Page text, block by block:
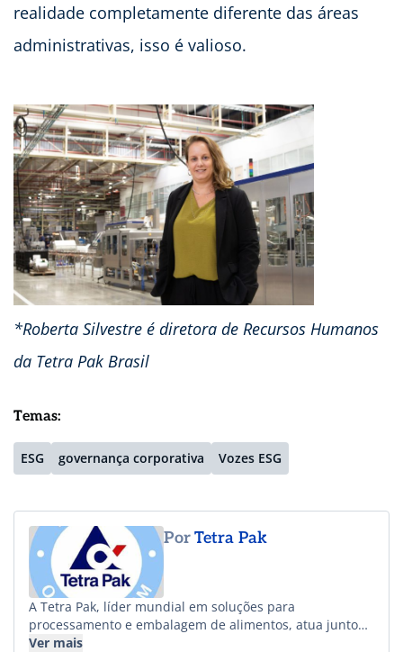
realidade completamente diferente das áreas
administrativas, isso é valioso.
*Roberta Silvestre é diretora de Recursos Humanos
da Tetra Pak Brasil
Temas:
ESG governança corporativa Vozes ESG
PorTetra Pak
A Tetra Pak, líder mundial em soluções para
processamento e embalagem de alimentos, atua juntos
aos clientes e fornecedores em mais de 160 países. Com
Ver mais